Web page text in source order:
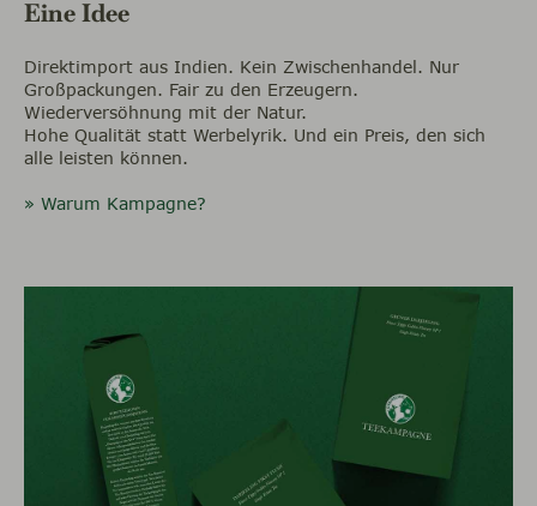
Eine Idee
Direktimport aus Indien. Kein Zwischenhandel. Nur
Großpackungen. Fair zu den Erzeugern.
Wiederversöhnung mit der Natur.
Hohe Qualität statt Werbelyrik. Und ein Preis, den sich
alle leisten können.
» Warum Kampagne?